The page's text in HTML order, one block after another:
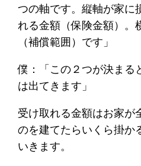
つの軸です。縦軸が家に
れる金額（保険金額）。
（補償範囲）です」
僕：「この２つが決まる
は出てきます」
受け取れる金額はお家が
のを建てたらいくら掛か
いきます。